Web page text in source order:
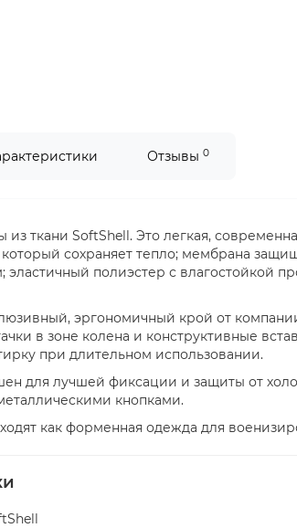
Отзывы 0
ткани SoftShell. Это легкая,
сохраняет тепло; мембрана
эластичный полиэстер с влагостойкой
эргономичный крой от
в зоне колена и конструктивные
при длительном использовании.
для лучшей фиксации и защиты от
кнопками.
как форменная одежда для